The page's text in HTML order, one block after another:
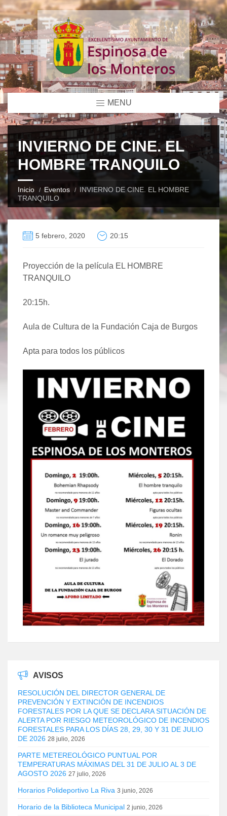
MENU
INVIERNO DE CINE. EL
HOMBRE TRANQUILO
Inicio Eventos
INVIERNO DE CINE. EL HOMBRE
TRANQUILO
5 febrero, 2020 20:15
Proyección de la película EL HOMBRE
TRANQUILO
20:15h.
Aula de Cultura de la Fundación Caja de Burgos
Apta para todos los públicos
AVISOS
RESOLUCIÓN DEL DIRECTOR GENERAL DE
PREVENCIÓN Y EXTINCIÓN DE INCENDIOS
FORESTALES POR LA QUE SE DECLARA SITUACIÓN DE
ALERTA POR RIESGO METEOROLÓGICO DE INCENDIOS
FORESTALES PARA LOS DÍAS 28, 29, 30 Y 31 DE JULIO
DE 2026 28 julio, 2026
PARTE METEREOLÓGICO PUNTUAL POR
TEMPERATURAS MÁXIMAS DEL 31 DE JULIO AL 3 DE
AGOSTO 2026 27 julio, 2026
Horarios Polideportivo La Riva 3 junio, 2026
Horario de la Biblioteca Municipal 2 junio, 2026